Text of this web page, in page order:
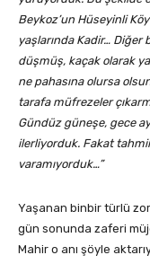
Beykoz’un Hüseyinli
yaşlarında Kadir… Diğer
düşmüş, kaçak olarak
ne pahasına olursa
tarafa müfrezeler
Gündüz güneşe, gece
ilerliyorduk. Fakat
varamıyorduk…”
Yaşanan binbir türlü
gün sonunda zaferi
Mahir o anı şöyle